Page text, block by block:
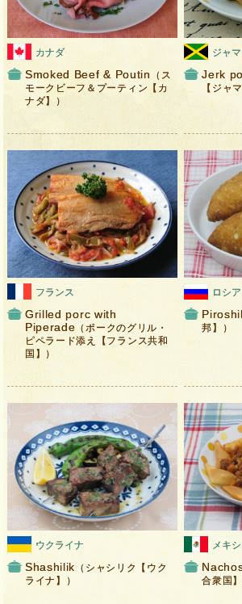
カナダ
Smoked Beef & Poutin
（ス
モークビーフ＆プーティン【カ
ナダ】）
ジャ
Jerk
【ジャ
フランス
Grilled porc with
Piperade （ポークのグリル・
ピペラード添え【フランス共和
国】）
ロシア
邦】）
ウクライナ
Shashilik （シャシリク【ウク
ライナ】）
メキシ
合衆国】